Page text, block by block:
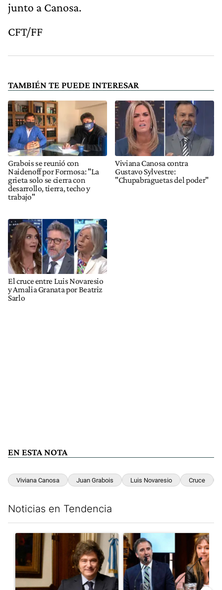
junto a Canosa.
CFT/FF
TAMBIÉN TE PUEDE INTERESAR
Grabois se reunió con
Naidenoff por Formosa: "La
grieta solo se cierra con
desarrollo, tierra, techo y
trabajo"
Viviana Canosa contra
Gustavo Sylvestre:
"Chupabraguetas del poder"
El cruce entre Luis Novaresio
y Amalia Granata por Beatriz
Sarlo
EN ESTA NOTA
Viviana Canosa Juan Grabois Luis Novaresio Cruce
Noticias en Tendencia
Un artículo de tendencia con el título "Encuesta: Patricia
Un artículo de tendencia con